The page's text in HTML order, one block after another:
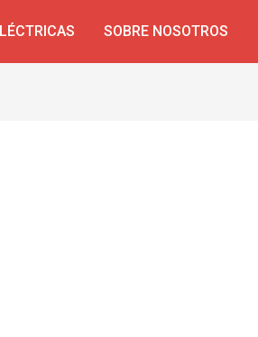
SOBRE NOSOTROS